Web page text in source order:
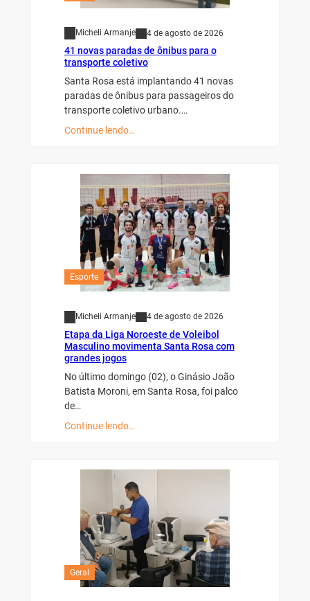
Micheli Armanje 4 de agosto de 2026
41 novas paradas de ônibus para o
transporte coletivo
Santa Rosa está implantando 41 novas
paradas de ônibus para passageiros do
transporte coletivo urbano.…
Continue lendo…
Esporte
Micheli Armanje 4 de agosto de 2026
Etapa da Liga Noroeste de Voleibol
Masculino movimenta Santa Rosa com
grandes jogos
No último domingo (02), o Ginásio João
Batista Moroni, em Santa Rosa, foi palco
de…
Continue lendo…
Geral